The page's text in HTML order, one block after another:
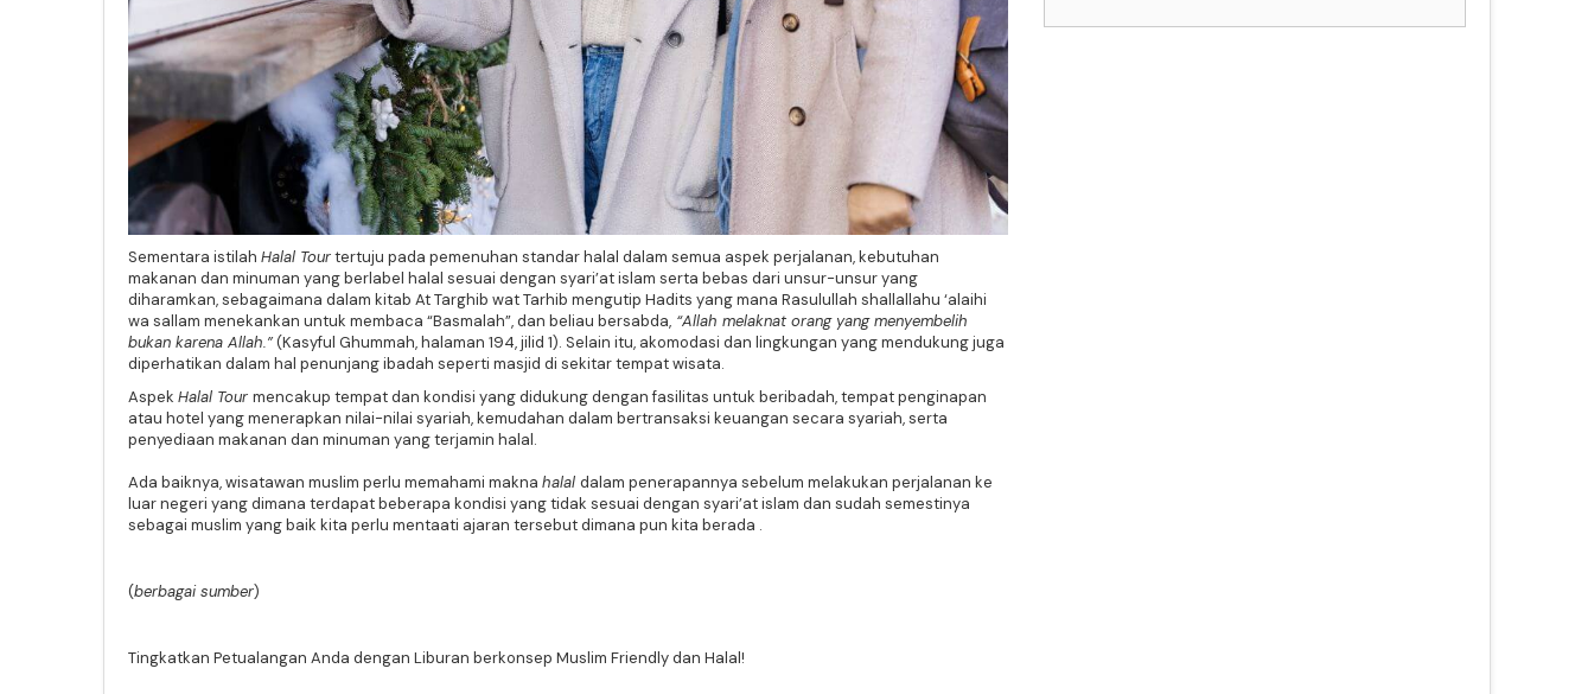
Sementara istilah Halal Tourtertuju pada pemenuhan standar halal dalam semua aspek perjalanan, kebutuhan
makanan dan minuman yang berlabel halal sesuai dengan syari’at islam serta bebas dari unsur-unsur yang
diharamkan, sebagaimana dalam kitab At Targhib wat Tarhib mengutip Hadits yang mana Rasulullah shallallahu ‘alaihi
wa sallam menekankan untuk membaca “Basmalah”, dan beliau bersabda, “Allah melaknat orang yang menyembelih
bukan karena Allah.”(Kasyful Ghummah, halaman 194, jilid 1). Selain itu, akomodasi dan lingkungan yang mendukung juga
diperhatikan dalam hal penunjang ibadah seperti masjid di sekitar tempat wisata.
Aspek Halal Tour mencakup tempat dan kondisi yang didukung dengan fasilitas untuk beribadah, tempat penginapan
atau hotel yang menerapkan nilai-nilai syariah, kemudahan dalam bertransaksi keuangan secara syariah, serta
penyediaan makanan dan minuman yang terjamin halal.
Ada baiknya, wisatawan muslim perlu memahami makna halal dalam penerapannya sebelum melakukan perjalanan ke
luar negeri yang dimana terdapat beberapa kondisi yang tidak sesuai dengan syari’at islam dan sudah semestinya
sebagai muslim yang baik kita perlu mentaati ajaran tersebut dimana pun kita berada .
(berbagai sumber)
Tingkatkan Petualangan Anda dengan Liburan berkonsep Muslim Friendly dan Halal!